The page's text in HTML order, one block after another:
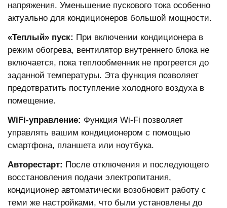
напряжения. Уменьшение пускового тока особенно
актуально для кондиционеров большой мощности.
«Теплый» пуск: При включении кондиционера в
режим обогрева, вентилятор внутреннего блока не
включается, пока теплообменник не прогреется до
заданной температуры. Эта функция позволяет
предотвратить поступление холодного воздуха в
помещение.
WiFi-управление: Функция Wi-Fi позволяет
управлять вашим кондиционером с помощью
смартфона, планшета или ноутбука.
Авторестарт: После отключения и последующего
восстановления подачи электропитания,
кондиционер автоматически возобновит работу с
теми же настройками, что были установлены до